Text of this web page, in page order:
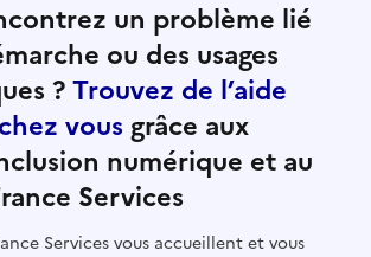
un problème lié
ou des usages
?Trouvez de l’aide
vous grâce aux
numérique et au
Services
Services vous accueillent et vous